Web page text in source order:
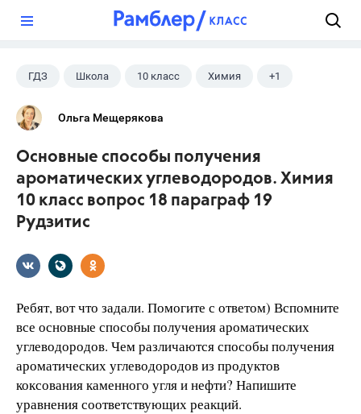
ГДЗ Школа 10 класс Химия +1
Рудзитис Г.Е.
Ольга Мещерякова
Основные способы получения
ароматических углеводородов. Химия
10 класс вопрос 18 параграф 19
Рудзитис
Ребят, вот что задали. Помогите с ответом) Вспомните
все основные способы получения ароматических
углеводородов. Чем различаются способы получения
ароматических углеводородов из продуктов
коксования каменного угля и нефти? Напишите
уравнения соответствующих реакций.